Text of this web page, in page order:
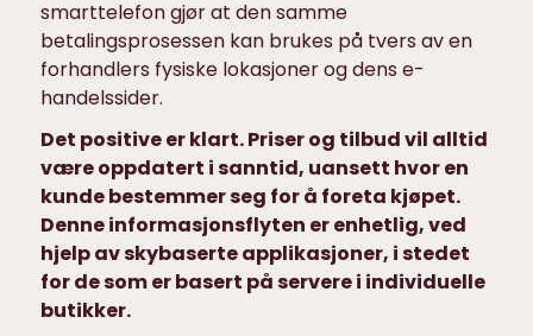
smarttelefon gjør at den samme
betalingsprosessen kan brukes på tvers av en
forhandlers fysiske lokasjoner og dens e-
handelssider.
Det positive er klart. Priser og tilbud vil alltid
være oppdatert i sanntid, uansett hvor en
kunde bestemmer seg for å foreta kjøpet.
Denne informasjonsflyten er enhetlig, ved
hjelp av skybaserte applikasjoner, i stedet
for de som er basert på servere i individuelle
butikker.